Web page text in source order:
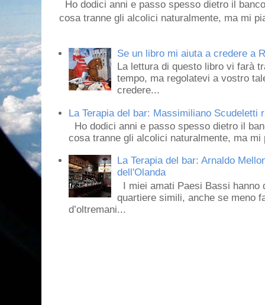
Ho dodici anni e passo spesso dietro il
cosa tranne gli alcolici naturalmente, ma mi
Se un libro mi aiuta a credere a
La lettura di questo libro vi farà
tempo, ma regolatevi a vostro
credere...
La Terapia del bar: Massimiliano
Ho dodici anni e passo spesso dietro il
cosa tranne gli alcolici naturalmente, ma mi
La Terapia del bar: Arnaldo
dell'Olanda
I miei amati Paesi Bassi
quartiere simili, anche se meno
d’oltremani...